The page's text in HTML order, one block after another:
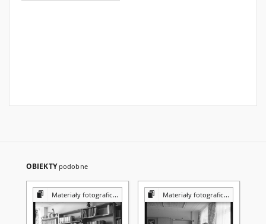
OBIEKTY podobne
Materiały fotograficzne z Pracowni Reprografii Biblioteki UMCS Materiały fotograficzne z Pracowni Reprografii Biblioteki UMCS